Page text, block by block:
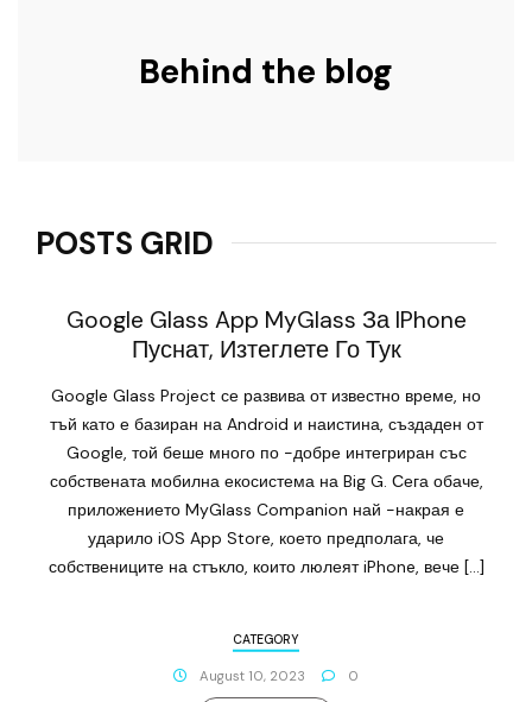
Behind the blog
POSTS GRID
Google Glass App MyGlass За IPhone
Пуснат, Изтеглете Го Тук
Google Glass Project се развива от известно време, но
тъй като е базиран на Android и наистина, създаден от
Google, той беше много по -добре интегриран със
собствената мобилна екосистема на Big G. Сега обаче,
приложението MyGlass Companion най -накрая е
ударило iOS App Store, което предполага, че
собствениците на стъкло, които люлеят iPhone, вече […]
CATEGORY
August 10, 2023 0